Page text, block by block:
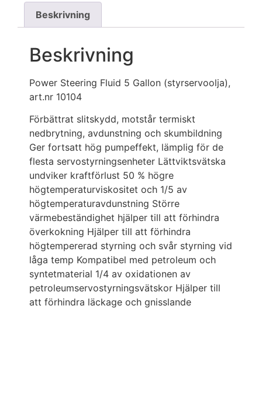
Beskrivning
Beskrivning
Power Steering Fluid 5 Gallon (styrservoolja),
art.nr 10104
Förbättrat slitskydd, motstår termiskt
nedbrytning, avdunstning och skumbildning
Ger fortsatt hög pumpeffekt, lämplig för de
flesta servostyrningsenheter Lättviktsvätska
undviker kraftförlust 50 % högre
högtemperaturviskositet och 1/5 av
högtemperaturavdunstning Större
värmebeständighet hjälper till att förhindra
överkokning Hjälper till att förhindra
högtempererad styrning och svår styrning vid
låga temp Kompatibel med petroleum och
syntetmaterial 1/4 av oxidationen av
petroleumservostyrningsvätskor Hjälper till
att förhindra läckage och gnisslande